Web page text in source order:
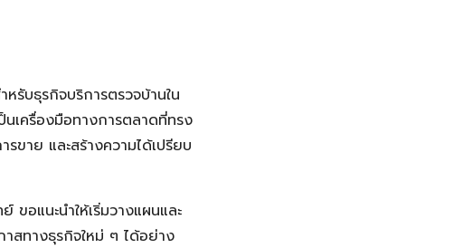
หรับธุรกิจบริการตรวจบ้านใน
เครื่องมือทางการตลาดที่ทรง
ขาย และสร้างความได้เปรียบ
ขอแนะนำให้เริ่มวางแผนและ
สทางธุรกิจใหม่ ๆ ได้อย่าง